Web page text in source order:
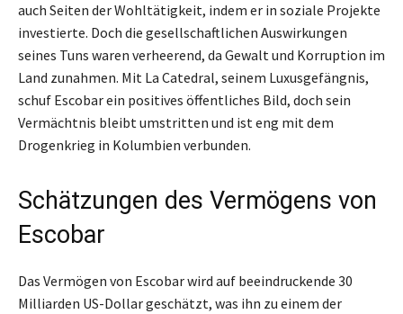
auch Seiten der Wohltätigkeit, indem er in soziale Projekte
investierte. Doch die gesellschaftlichen Auswirkungen
seines Tuns waren verheerend, da Gewalt und Korruption im
Land zunahmen. Mit La Catedral, seinem Luxusgefängnis,
schuf Escobar ein positives öffentliches Bild, doch sein
Vermächtnis bleibt umstritten und ist eng mit dem
Drogenkrieg in Kolumbien verbunden.
Schätzungen des Vermögens von
Escobar
Das Vermögen von Escobar wird auf beeindruckende 30
Milliarden US-Dollar geschätzt, was ihn zu einem der